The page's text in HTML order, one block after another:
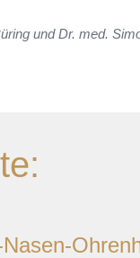
und Dr. med.